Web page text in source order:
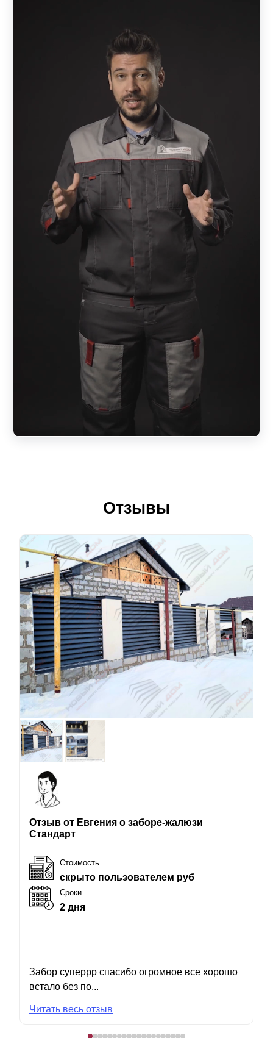
Отзывы
Отзыв от Евгения о заборе-жалюзи
Стандарт
Стоимость
скрыто пользователем руб
Сроки
2 дня
Забор суперрр спасибо огромное все хорошо
встало без по...
Читать весь отзыв